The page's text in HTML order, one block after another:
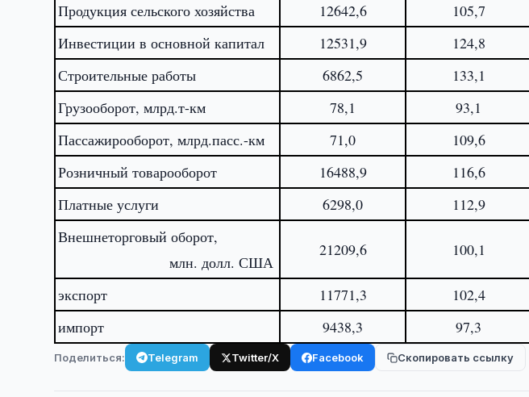
Продукция сельского хозяйства
12642,6
105,7
Инвестиции в основной капитал
12531,9
124,8
Строительные работы
6862,5
133,1
Грузооборот, млрд.т-км
78,1
93,1
Пассажирооборот, млрд.пасс.-км
71,0
109,6
Розничный товарооборот
16488,9
116,6
Платные услуги
6298,0
112,9
Внешнеторговый оборот,
млн. долл. США
21209,6 100,1
экспорт 11771,3
102,4
импорт
9438,3 97,3
Поделиться: Telegram Twitter/X Facebook Скопировать ссылку